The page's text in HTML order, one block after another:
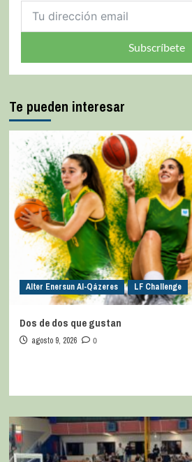
Subscríbete
Te pueden interesar
Alter Enersun Al-Qázeres LF Challenge
Dos de dos que gustan
agosto 9, 2026 0